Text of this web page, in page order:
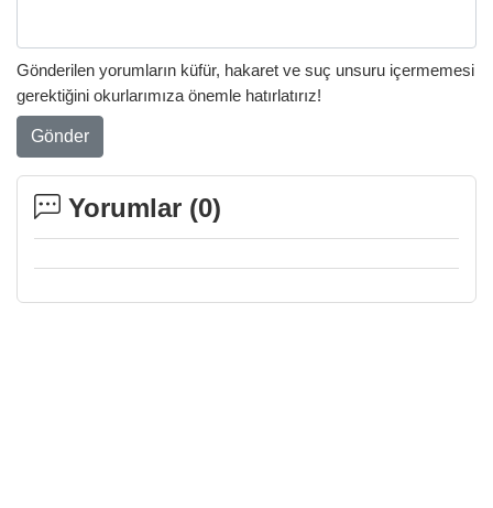
Gönderilen yorumların küfür, hakaret ve suç unsuru içermemesi
gerektiğini okurlarımıza önemle hatırlatırız!
Gönder
Yorumlar (0)